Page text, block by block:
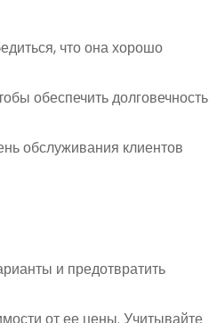
что она хорошо
обеспечить долговечность
обслуживания клиентов
и предотвратить